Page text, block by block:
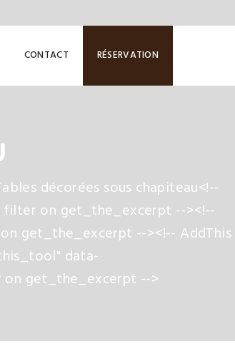
CONTACT RÉSERVATION
décorées sous chapiteau<!--
filter on get_the_excerpt --><!--
get_the_excerpt --><!-- AddThis
data-
on get_the_excerpt -->